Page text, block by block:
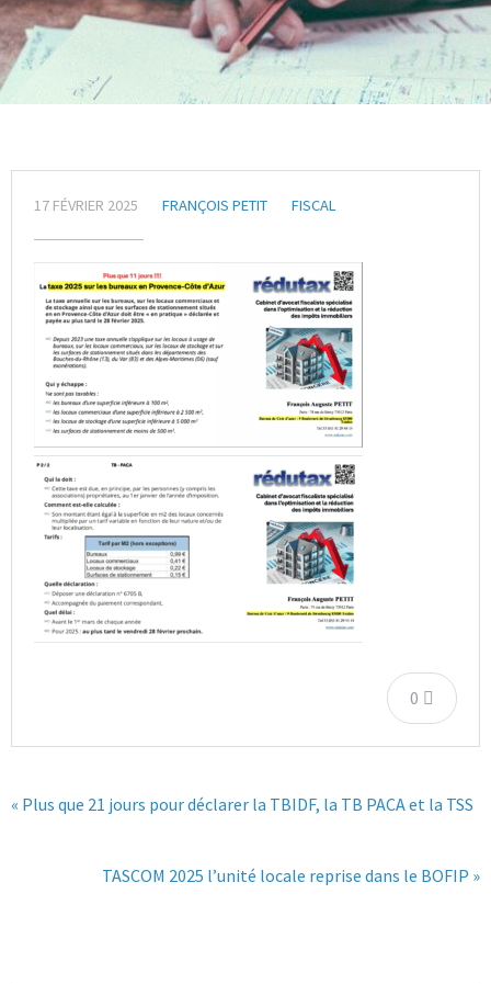
17 FÉVRIER 2025 FRANÇOIS PETIT FISCAL
0
« Plus que 21 jours pour déclarer la TBIDF, la TB PACA et la TSS
TASCOM 2025 l’unité locale reprise dans le BOFIP »